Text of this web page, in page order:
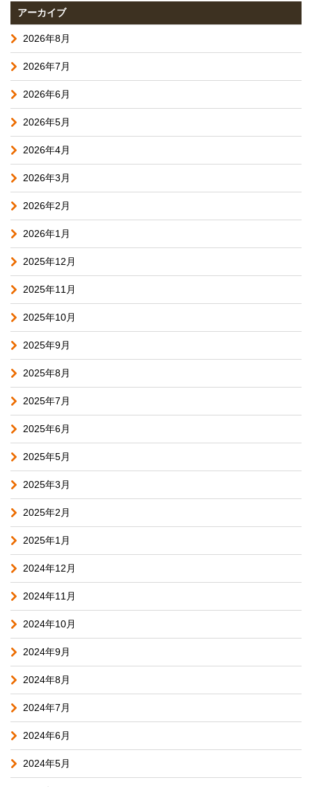
アーカイブ
2026年8月
2026年7月
2026年6月
2026年5月
2026年4月
2026年3月
2026年2月
2026年1月
2025年12月
2025年11月
2025年10月
2025年9月
2025年8月
2025年7月
2025年6月
2025年5月
2025年3月
2025年2月
2025年1月
2024年12月
2024年11月
2024年10月
2024年9月
2024年8月
2024年7月
2024年6月
2024年5月